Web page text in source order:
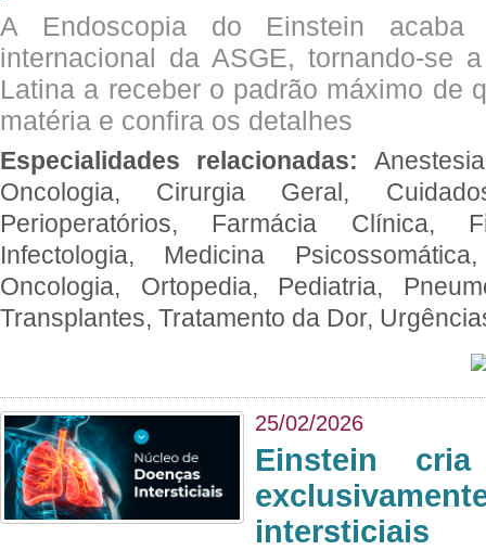
A Endoscopia do Einstein
internacional da ASGE, tornando-se
Latina a receber o padrão máximo de
matéria e confira os detalhes
Especialidades relacionadas:
Oncologia, Cirurgia Geral,
Perioperatórios, Farmácia Clínica,
Infectologia, Medicina
Oncologia, Ortopedia, Pediatria,
Transplantes, Tratamento da Dor,
25/02/2026
Einstein
intersticiais